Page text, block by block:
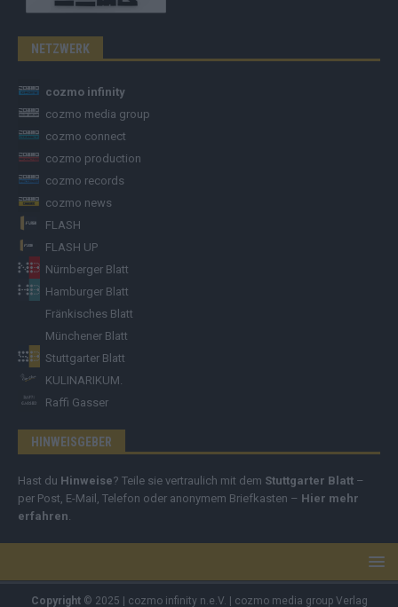
NETZWERK
cozmo infinity
cozmo media group
cozmo connect
cozmo production
cozmo records
cozmo news
FLASH
FLASH UP
Nürnberger Blatt
Hamburger Blatt
Fränkisches Blatt
Münchener Blatt
Stuttgarter Blatt
KULINARIKUM.
Raffi Gasser
HINWEISGEBER
Hast du Hinweise? Teile sie vertraulich mit dem Stuttgarter Blatt –
per Post, E-Mail, Telefon oder anonymem Briefkasten – Hier mehr
erfahren.
Copyright© 2025 | cozmo infinity n.e.V. | cozmo media group Verlag